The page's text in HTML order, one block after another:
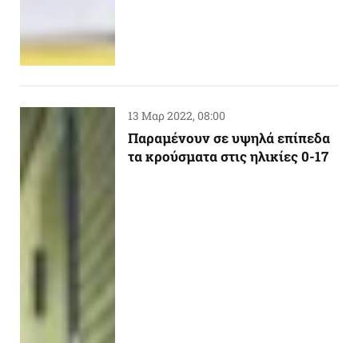
13 Μαρ 2022, 08:00
Παραμένουν σε υψηλά επίπεδα
τα κρούσματα στις ηλικίες 0-17